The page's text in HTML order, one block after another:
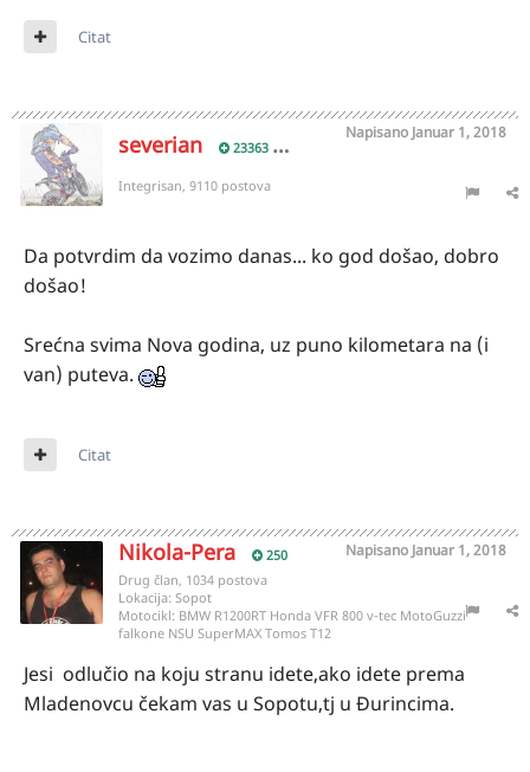
Citat
severian 23363
Napisano Januar 1, 2018
Integrisan, 9110 postova
Da potvrdim da vozimo danas... ko god došao, dobro
došao!
Srećna svima Nova godina, uz puno kilometara na (i
van) puteva.
Citat
Nikola-Pera 250 Napisano Januar 1, 2018
Drug član, 1034 postova
Lokacija: Sopot
Motocikl: BMW R1200RT Honda VFR 800 v-tec MotoGuzzi
falkone NSU SuperMAX Tomos T12
Jesi odlučio na koju stranu idete,ako idete prema
Mladenovcu čekam vas u Sopotu,tj u Đurincima.